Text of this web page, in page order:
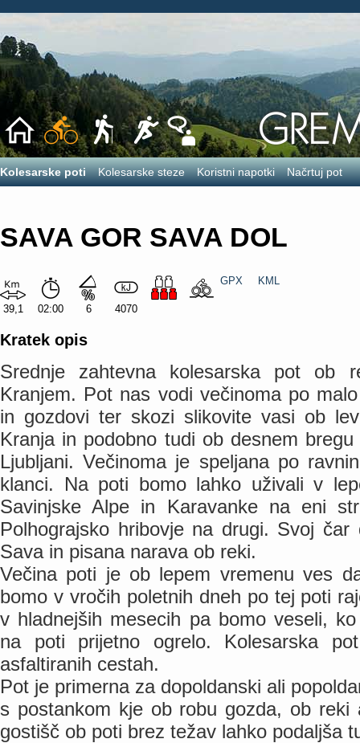
Kolesarske poti Kolesarske steze Koristni napotki Načrtuj pot
SAVA GOR SAVA DOL
39,1 02:00 6 4070
GPX KML
Kratek opis
Srednje zahtevna kolesarska pot ob
Kranjem. Pot nas vodi večinoma po
in gozdovi ter skozi slikovite vasi ob
Kranja in podobno tudi ob desnem
Ljubljani. Večinoma je speljana po
klanci. Na poti bomo lahko uživali v
Savinjske Alpe in Karavanke na eni
Polhograjsko hribovje na drugi. Svoj
Sava in pisana narava ob reki.
Večina poti je ob lepem vremenu ves
bomo v vročih poletnih dneh po tej poti
v hladnejših mesecih pa bomo veseli,
na poti prijetno ogrelo. Kolesarska
asfaltiranih cestah.
Pot je primerna za dopoldanski ali
s postankom kje ob robu gozda, ob
gostišč ob poti brez težav lahko podaljša